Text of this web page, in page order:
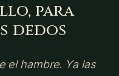
para
dedos
el hambre. Ya las